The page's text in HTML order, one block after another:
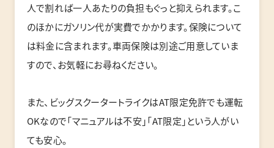
人で割れば一人あたりの負担もぐっと抑えられます。こ
のほかにガソリン代が実費でかかります。保険について
は料金に含まれます。車両保険は別途ご用意していま
すので、お気軽にお尋ねください。
また、ビッグスクータートライクはAT限定免許でも運転
OKなので「マニュアルは不安」「AT限定」という人がい
ても安心。